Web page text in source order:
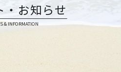
・お知らせ
& INFORMATION